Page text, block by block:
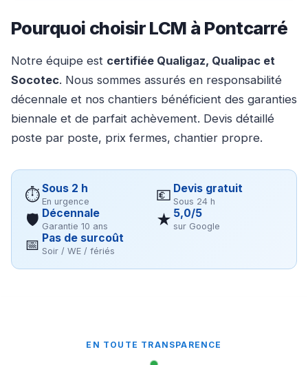
Pourquoi choisir LCM à Pontcarré
Notre équipe est certifiée Qualigaz, Qualipac et
Socotec. Nous sommes assurés en responsabilité
décennale et nos chantiers bénéficient des garanties
biennale et de parfait achèvement. Devis détaillé
poste par poste, prix fermes, chantier propre.
⏱Sous 2 h
En urgence 💶 Devis gratuit
Sous 24 h
🛡 Décennale
Garantie 10 ans ★ 5,0/5
sur Google
📅 Pas de surcoût
Soir / WE / fériés
EN TOUTE TRANSPARENCE